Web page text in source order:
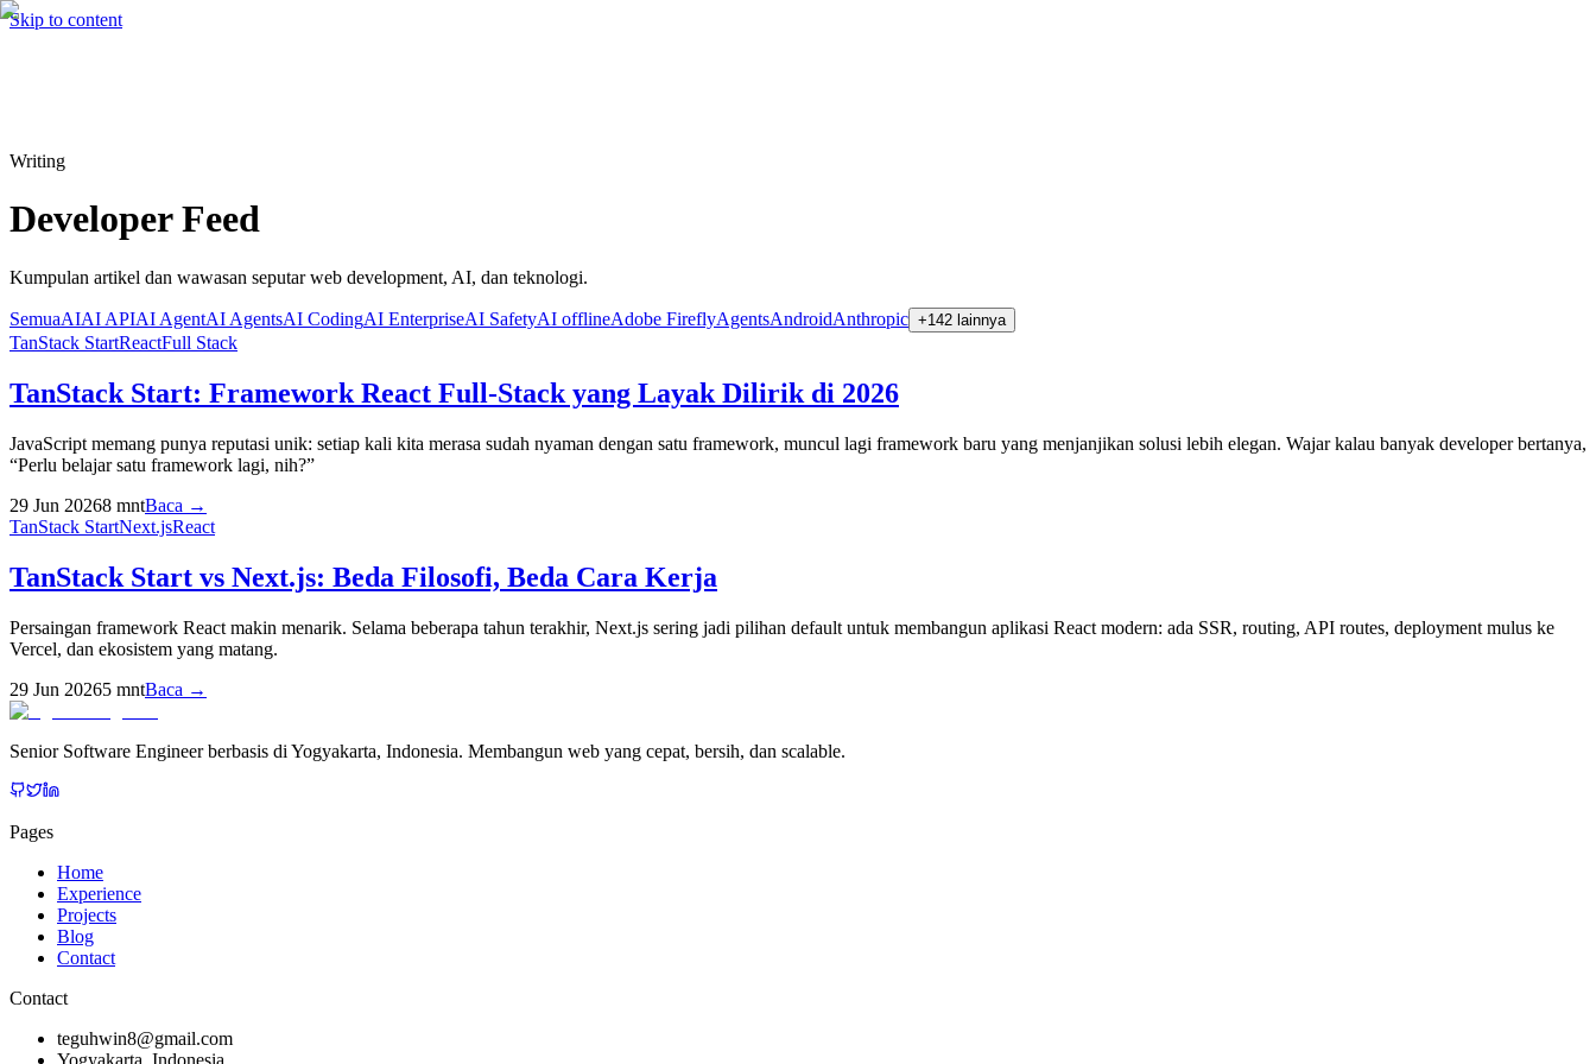
Skip to content
Cari⌘K Hire me
Writing
Developer Feed
Kumpulan artikel dan wawasan seputar web development, AI, dan teknologi.
SemuaAIAI APIAI AgentAI AgentsAI CodingAI EnterpriseAI SafetyAI offlineAdobe FireflyAgentsAndroidAnthropic +142 lainnya
TanStack StartReactFull Stack
TanStack Start: Framework React Full-Stack yang Layak Dilirik di 2026
JavaScript memang punya reputasi unik: setiap kali kita merasa sudah nyaman dengan satu framework, muncul lagi framework baru yang menjanjikan solusi lebih elegan. Wajar kalau banyak developer bertanya,
“Perlu belajar satu framework lagi, nih?”
29 Jun 20268 mntBaca →
TanStack StartNext.jsReact
TanStack Start vs Next.js: Beda Filosofi, Beda Cara Kerja
Persaingan framework React makin menarik. Selama beberapa tahun terakhir, Next.js sering jadi pilihan default untuk membangun aplikasi React modern: ada SSR, routing, API routes, deployment mulus ke
Vercel, dan ekosistem yang matang.
29 Jun 20265 mntBaca →
Senior Software Engineer berbasis di Yogyakarta, Indonesia. Membangun web yang cepat, bersih, dan scalable.
Pages
Home
Experience
Projects
Blog
Contact
Contact
teguhwin8@gmail.com
Yogyakarta, Indonesia